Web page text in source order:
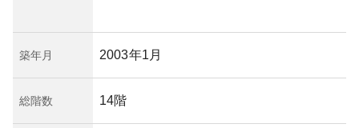
築年月 2003年1月
総階数 14階